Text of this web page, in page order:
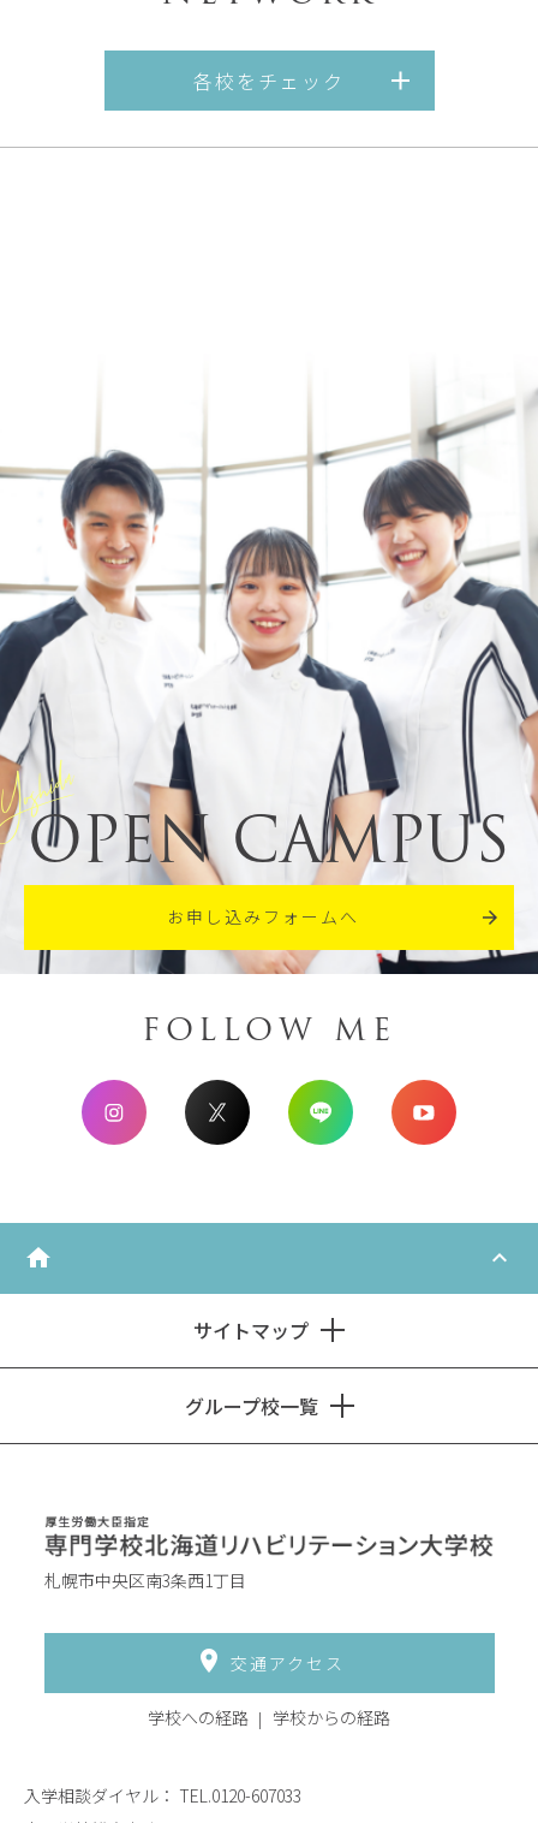
各校をチェック
OPEN CAMPUS
お申し込みフォームへ
FOLLOW ME
サイトマップ
グループ校一覧
札幌市中央区南3条西1丁目
交通アクセス
学校への経路 学校からの経路
入学相談ダイヤル： TEL.0120-607033